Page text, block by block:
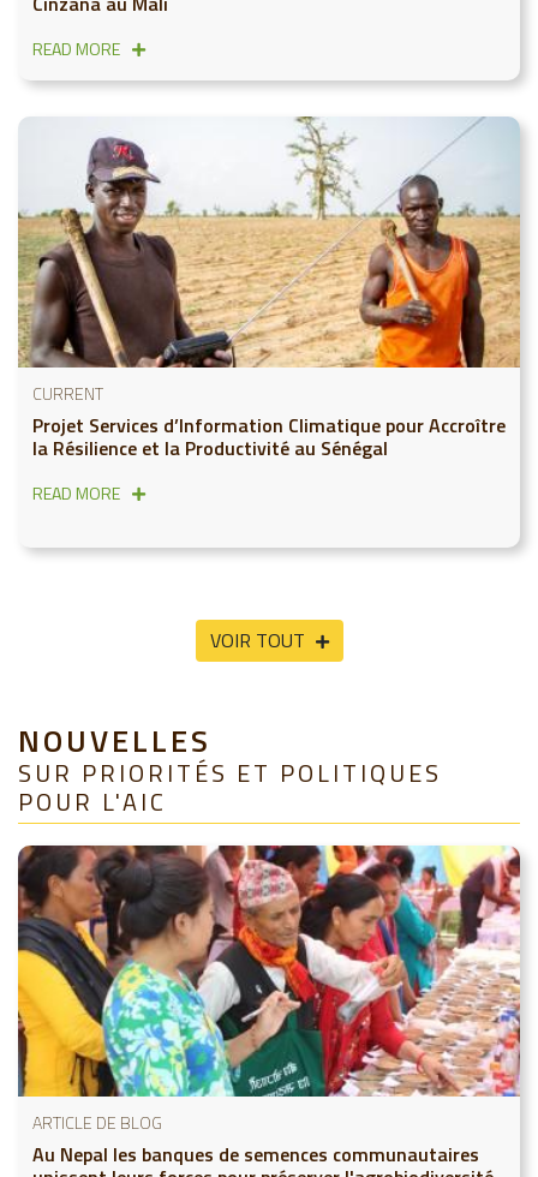
READ MORE
CURRENT
Projet Services d’Information Climatique pour Accroître
la Résilience et la Productivité au Sénégal
READ MORE
VOIR TOUT
NOUVELLES
SUR PRIORITÉS ET POLITIQUES
POUR L'AIC
ARTICLE DE BLOG
Au Nepal les banques de semences communautaires